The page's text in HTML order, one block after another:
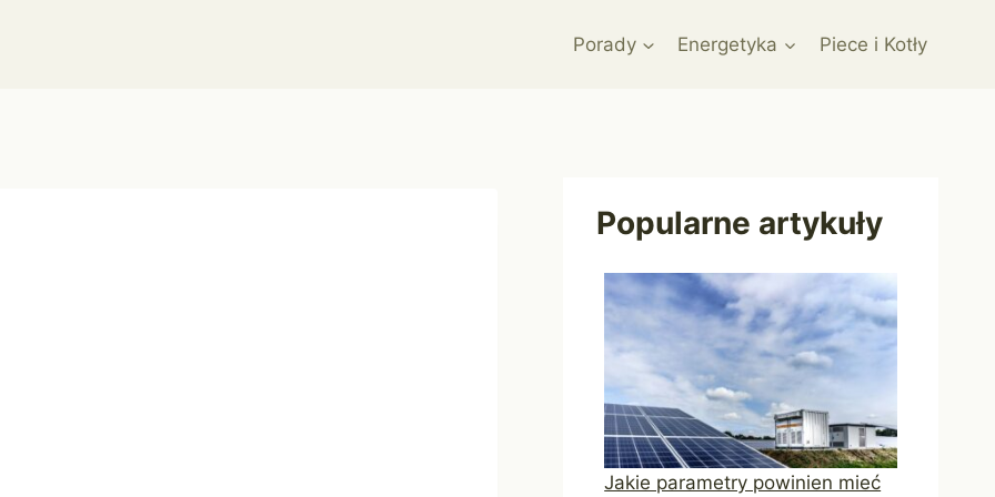
Porady Energetyka Piece i Kotły
Popularne artykuły
Jakie parametry powinien mieć